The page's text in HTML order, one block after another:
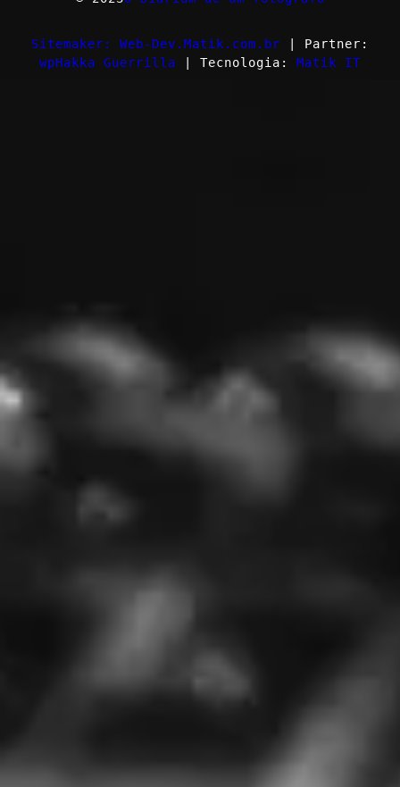
Sitemaker: Web-Dev.Matik.com.br | Partner:
wpHakka Guerrilla | Tecnologia: Matik IT